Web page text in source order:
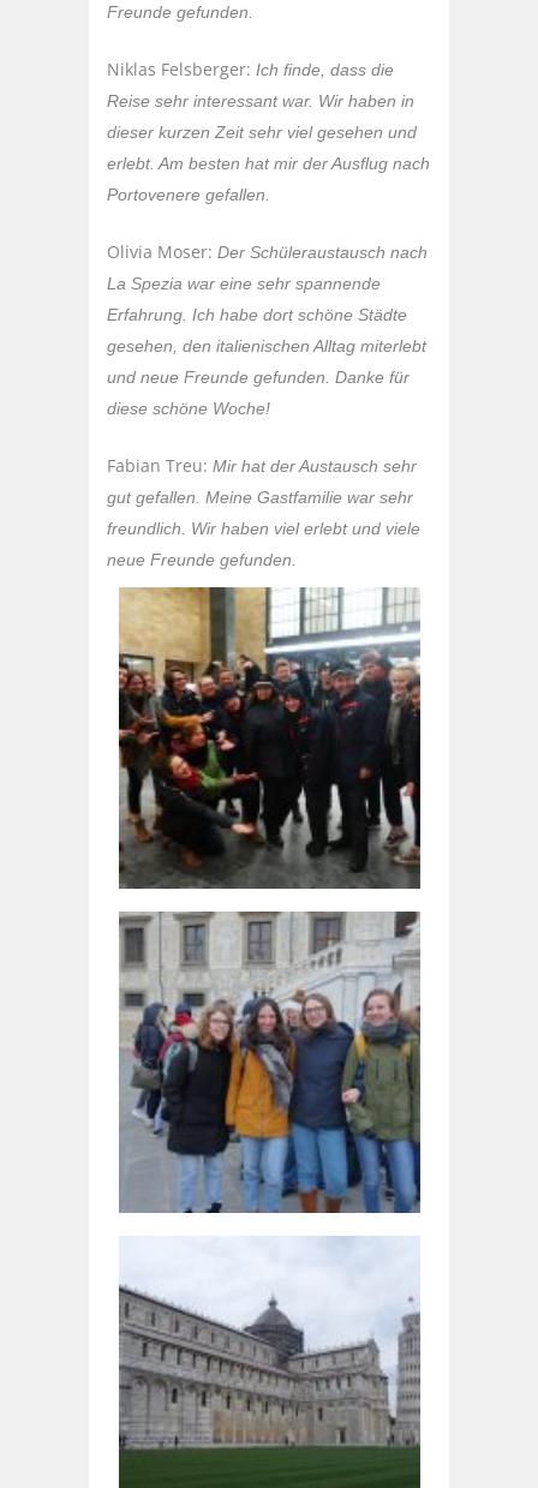
Freunde gefunden.
Niklas Felsberger: Ich finde, dass die
Reise sehr interessant war. Wir haben in
dieser kurzen Zeit sehr viel gesehen und
erlebt. Am besten hat mir der Ausflug nach
Portovenere gefallen.
Olivia Moser: Der Schüleraustausch nach
La Spezia war eine sehr spannende
Erfahrung. Ich habe dort schöne Städte
gesehen, den italienischen Alltag miterlebt
und neue Freunde gefunden. Danke für
diese schöne Woche!
Fabian Treu: Mir hat der Austausch sehr
gut gefallen. Meine Gastfamilie war sehr
freundlich. Wir haben viel erlebt und viele
neue Freunde gefunden.